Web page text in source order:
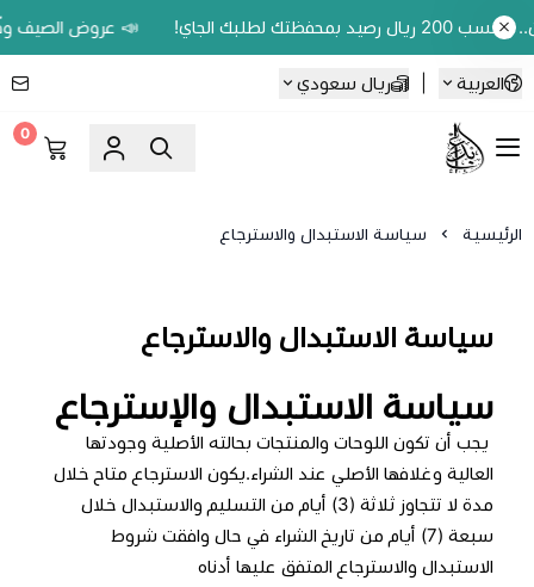
📣 عروض الصيف وفّر 20% على اللوحات الحين.. واكسب 200 ريال رصيد بمحفظتك لطلبك الجاي!
العربية ريال سعودي
Ebbdaa art
0
الرئيسية سياسة الاستبدال والاسترجاع
سياسة الاستبدال والاسترجاع
سياسة الاستبدال والإسترجاع
يجب أن تكون اللوحات والمنتجات بحالته الأصلية وجودتها
العالية وغلافها الأصلي عند الشراء.يكون الاسترجاع متاح خلال
مدة لا تتجاوز ثلاثة (3) أيام من التسليم والاستبدال خلال
سبعة (7) أيام من تاريخ الشراء في حال وافقت شروط
الاستبدال والاسترجاع المتفق عليها أدناه